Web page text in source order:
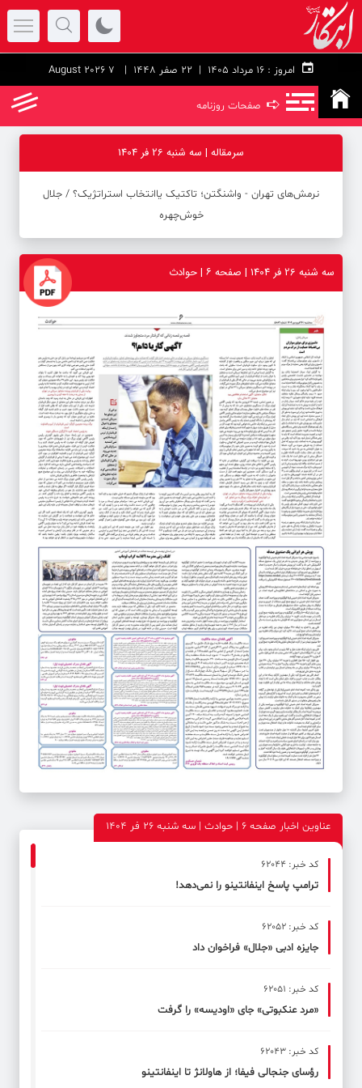
امروز : 22 صفر 1448 | 7 August 2026
➪ صفحات روزنامه
سرمقاله | سه شنبه 26 فر 1404
نرمش‌های تهران - واشنگتن‌؛ تاکتیک یاانتخاب استراتژیک؟ / جلال
خوش‌چهره
سه شنبه 26 فر 1404 | صفحه ۶ | حوادث
عناوین اخبار صفحه ۶ | حوادث | سه شنبه 26 فر 1404
کد خبر: 62044
ترامپ پاسخ اینفانتینو را نمی‌دهد!
کد خبر: 62052
جایزه ادبی «جلال» فراخوان داد
کد خبر: 62051
«مرد عنکبوتی» جای «اودیسه» را گرفت
کد خبر: 62043
رؤسای جنجالی فیفا؛ از هاولانژ تا اینفانتینو